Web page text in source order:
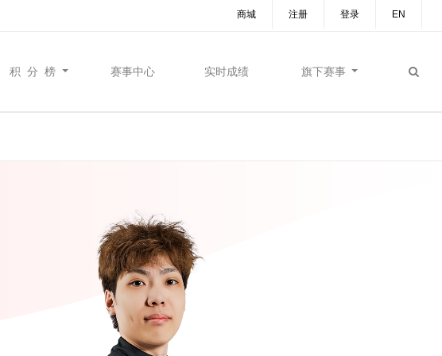
EN
登录
注册
商城
积 分 榜 赛事中心 实时成绩 旗下赛事